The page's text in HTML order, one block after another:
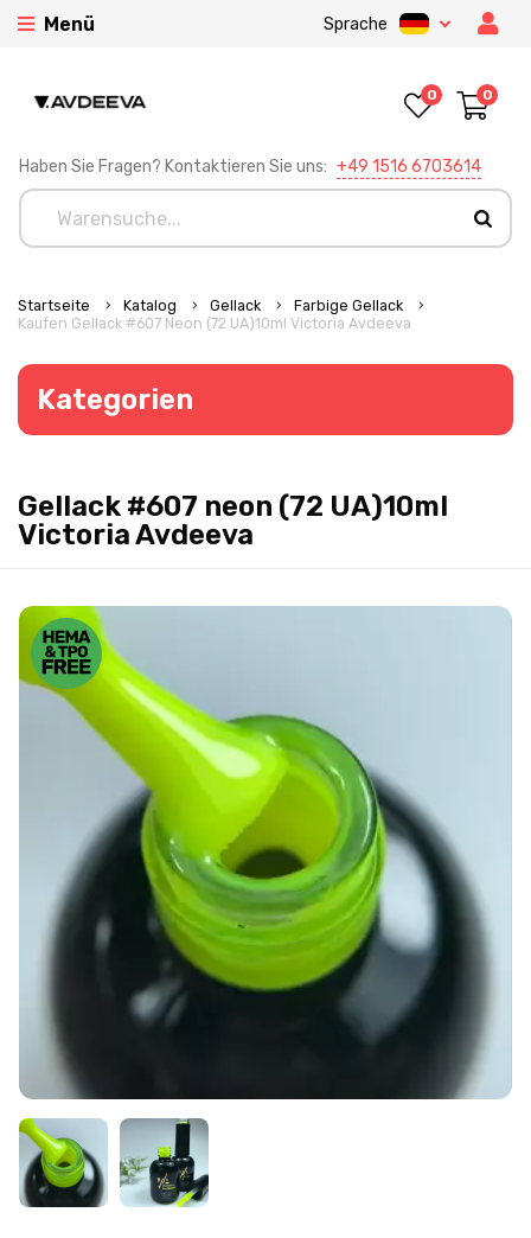
Menü Sprache
Haben Sie Fragen? Kontaktieren Sie uns: +49 1516 6703614
0 0
Startseite Katalog Gellack
Farbige Gellack
Kaufen Gellack #607 Neon (72 UA)10ml Victoria Avdeeva
Kategorien
Gellack #607 neon (72 UA)10ml
Victoria Avdeeva